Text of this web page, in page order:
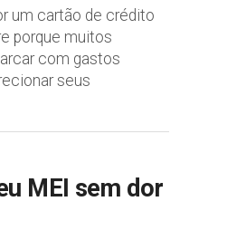
um cartão de crédito
porque muitos
com gastos
seus
MEI sem dor